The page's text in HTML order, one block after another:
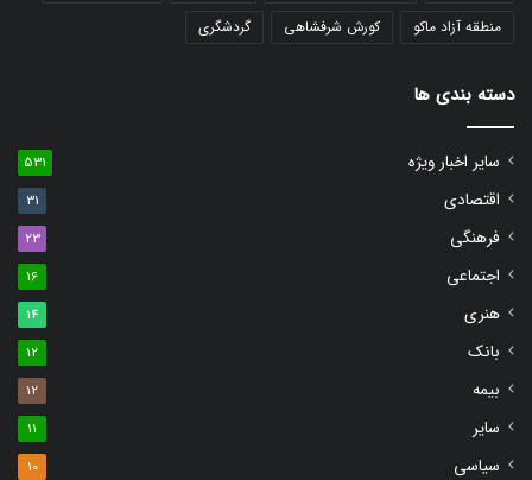
منطقه آزاد ماکو
کورش شرفشاهی گردشگری
دسته بندی ها
سایر اخبار ویژه 531
اقتصادی 31
فرهنگی 23
اجتماعی 16
هنری 14
بانک 12
بیمه 12
سایر 11
سیاسی 10